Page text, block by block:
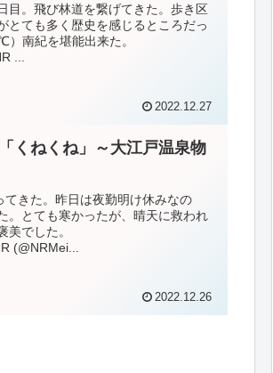
目。飛び林道を繋げてきた。歩き区
とても多く歴史を感じるところだっ
南紀を堪能出来た。
...
2022.12.27
くねくね」～大江戸温泉物
きた。昨日は夜勤明け休みなの
。とても寒かったが、晴天に救われ
美でした。
(@NRMei...
2022.12.26